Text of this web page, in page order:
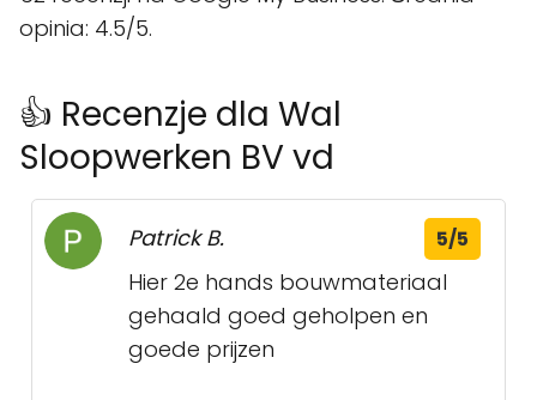
opinia: 4.5/5.
👍 Recenzje dla Wal
Sloopwerken BV vd
Patrick B. 5/5
Hier 2e hands bouwmateriaal
gehaald goed geholpen en
goede prijzen